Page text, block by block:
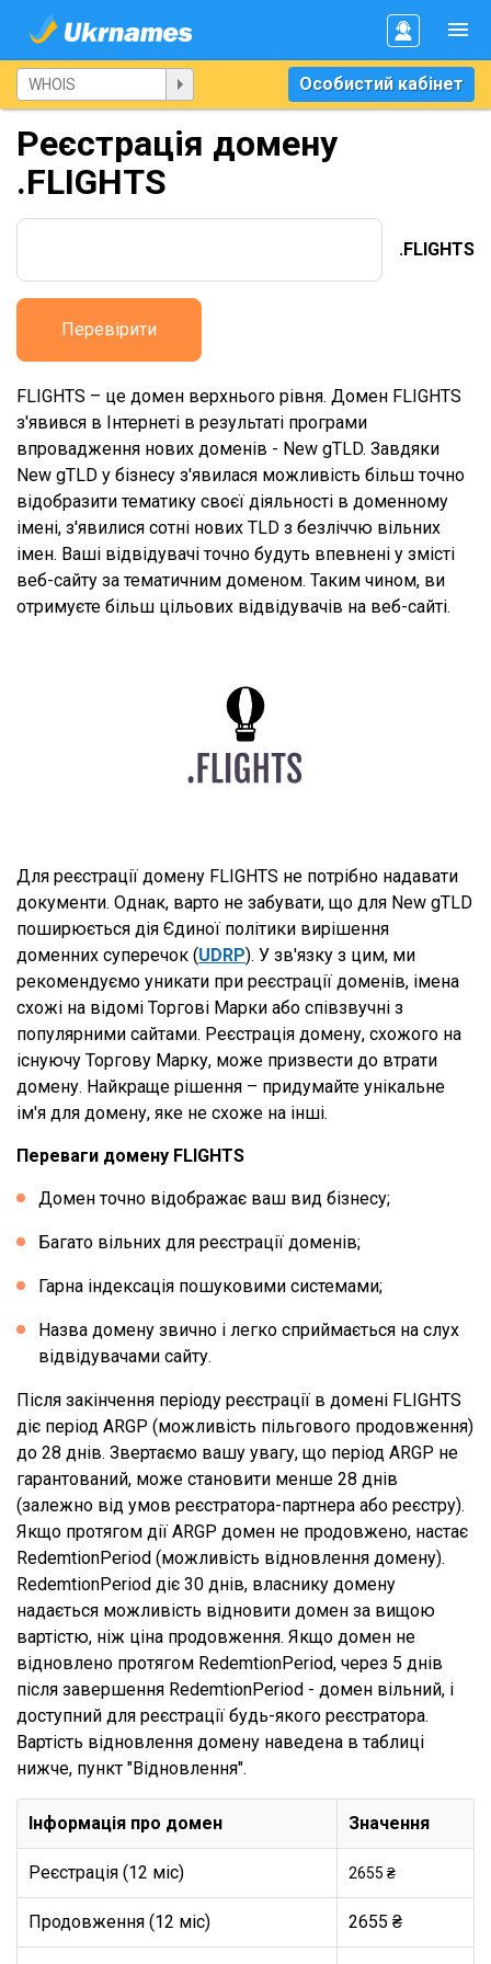
Особистий кабінет
Реєстрація домену
.FLIGHTS
.FLIGHTS
Перевірити
FLIGHTS – це домен верхнього рівня. Домен FLIGHTS
з'явився в Інтернеті в результаті програми
впровадження нових доменів - New gTLD. Завдяки
New gTLD у бізнесу з'явилася можливість більш точно
відобразити тематику своєї діяльності в доменному
імені, з'явилися сотні нових TLD з безліччю вільних
імен. Ваші відвідувачі точно будуть впевнені у змісті
веб-сайту за тематичним доменом. Таким чином, ви
отримуєте більш цільових відвідувачів на веб-сайті.
Для реєстрації домену FLIGHTS не потрібно надавати
документи. Однак, варто не забувати, що для New gTLD
поширюється дія Єдиної політики вирішення
доменних суперечок (UDRP). У зв'язку з цим, ми
рекомендуємо уникати при реєстрації доменів, імена
схожі на відомі Торгові Марки або співзвучні з
популярними сайтами. Реєстрація домену, схожого на
існуючу Торгову Марку, може призвести до втрати
домену. Найкраще рішення – придумайте унікальне
ім'я для домену, яке не схоже на інші.
Переваги домену FLIGHTS
Домен точно відображає ваш вид бізнесу;
Багато вільних для реєстрації доменів;
Гарна індексація пошуковими системами;
Назва домену звично і легко сприймається на слух
відвідувачами сайту.
Після закінчення періоду реєстрації в домені FLIGHTS
діє період ARGP (можливість пільгового продовження)
до 28 днів. Звертаємо вашу увагу, що період ARGP не
гарантований, може становити менше 28 днів
(залежно від умов реєстратора-партнера або реєстру).
Якщо протягом дії ARGP домен не продовжено, настає
RedemtionPeriod (можливість відновлення домену).
RedemtionPeriod діє 30 днів, власнику домену
надається можливість відновити домен за вищою
вартістю, ніж ціна продовження. Якщо домен не
відновлено протягом RedemtionPeriod, через 5 днів
після завершення RedemtionPeriod - домен вільний, і
доступний для реєстрації будь-якого реєстратора.
Вартість відновлення домену наведена в таблиці
нижче, пункт "Відновлення".
Інформація про домен Значення
Реєстрація (12 міс) 2655 ₴
Продовження (12 міс) 2655 ₴